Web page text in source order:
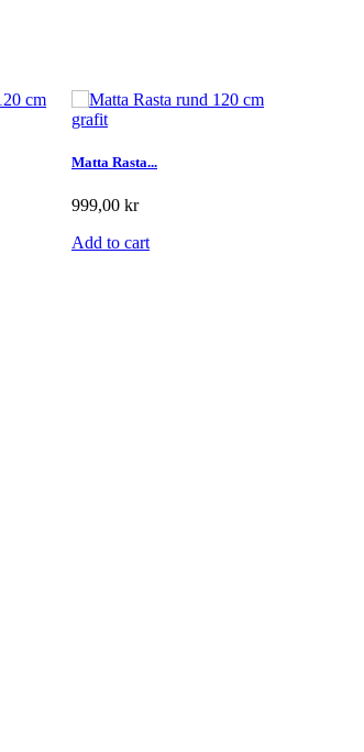
Matta Rasta...
999,00 kr
Add to cart